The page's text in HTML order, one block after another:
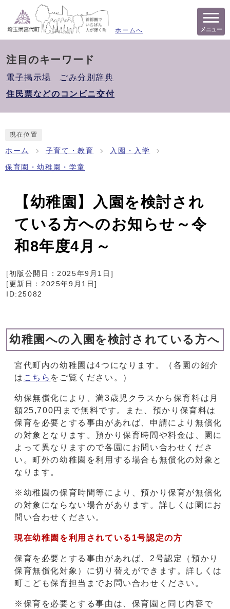
ホームへ メニュー
注目のキーワード
電子掲示場
ごみ分別辞典
住民票などのコンビニ交付
現在位置
ホーム 子育て・教育 入園・入学
保育園・幼稚園・学童
【幼稚園】入園を検討され
ている方へのお知らせ～令
和8年度4月～
[初版公開日：2025年9月1日 ]
[更新日： 2025年9月1日]
ID:25082
幼稚園への入園を検討されている方へ
宮代町内の幼稚園は4つになります。（各園の紹介
は こちら をご覧ください。）
幼保無償化により、満3歳児クラスから保育料は月
額25,700円まで無料です。また、預かり保育料は
保育を必要とする事由があれば、申請により無償化
の対象となります。預かり保育時間や料金は、園に
よって異なりますので各園にお問い合わせくださ
い。町外の幼稚園を利用する場合も無償化の対象と
なります。
※幼稚園の保育時間等により、預かり保育が無償化
の対象にならない場合があります。詳しくは園にお
問い合わせください。
現在幼稚園を利用されている1号認定の方
保育を必要とする事由があれば、2号認定（預かり
保育無償化対象）に切り替えができます。詳しくは
町こども保育担当までお問い合わせください。
※保育を必要とする事由は、保育園と同じ内容で